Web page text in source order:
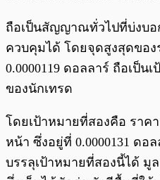
ถือเป็นสัญญาณทั่วไปที่บ่งบ
ควบคุมได้ โดยจุดสูงสุดขอ
0.0000119 ดอลลาร์ ถือเป็
ของนักเทรด
โดยเป้าหมายที่สองคือ ราค
หน้า ซึ่งอยู่ที่ 0.0000131 ดอ
บรรลุเป้าหมายที่สองนี้ได้ มู